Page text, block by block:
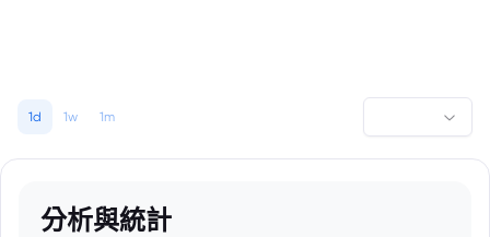
1d 1w 1m
分析與統計